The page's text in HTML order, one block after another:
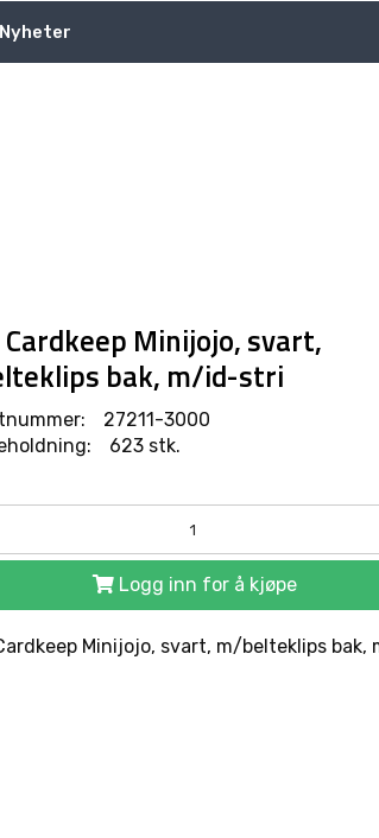
Nyheter
Cardkeep Minijojo, svart,
bak, m/id-stri
27211-3000
623 stk.
Logg inn for å kjøpe
Minijojo, svart, m/belteklips bak,